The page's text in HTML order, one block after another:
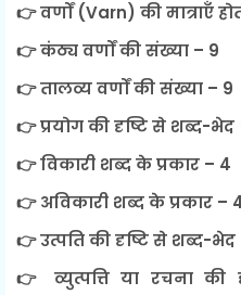
👉 वर्णों (Varn) की मात्राएँ
👉 कंठ्य वर्णों की संख्या – 9
👉 तालव्य वर्णों की संख्या – 9
👉 प्रयोग की दृष्टि से शब्द-
👉 विकारी शब्द के प्रकार – 4
👉 अविकारी शब्द के प्रकार –
👉 उत्पति की दृष्टि से शब्द-
👉 व्युत्पत्ति या रचना